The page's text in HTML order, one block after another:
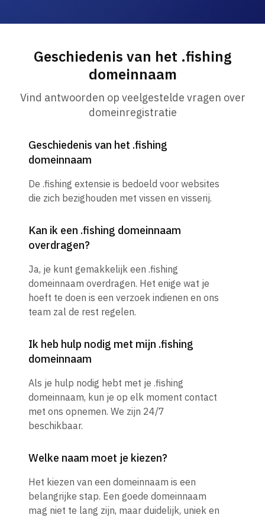
Geschiedenis van het .fishing
domeinnaam
Vind antwoorden op veelgestelde vragen over
domeinregistratie
Geschiedenis van het .fishing
domeinnaam
De .fishing extensie is bedoeld voor websites
die zich bezighouden met vissen en visserij.
Kan ik een .fishing domeinnaam
overdragen?
Ja, je kunt gemakkelijk een .fishing
domeinnaam overdragen. Het enige wat je
hoeft te doen is een verzoek indienen en ons
team zal de rest regelen.
Ik heb hulp nodig met mijn .fishing
domeinnaam
Als je hulp nodig hebt met je .fishing
domeinnaam, kun je op elk moment contact
met ons opnemen. We zijn 24/7
beschikbaar.
Welke naam moet je kiezen?
Het kiezen van een domeinnaam is een
belangrijke stap. Een goede domeinnaam
mag niet te lang zijn, maar duidelijk, uniek en